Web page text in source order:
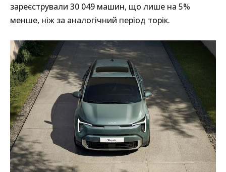
зареєстрували 30 049 машин, що лише на 5%
менше, ніж за аналогічний період торік.